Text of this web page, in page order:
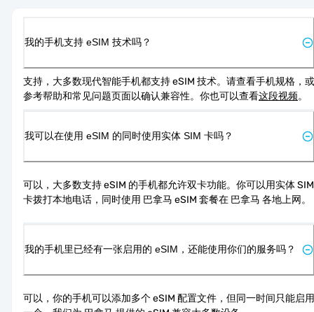
我的手机支持 eSIM 技术吗？
支持，大多数现代智能手机都支持 eSIM 技术。请查看手机规格，或
参考帮助和常见问题页面以确认兼容性。你也可以查看这段视频。
我可以在使用 eSIM 的同时使用实体 SIM 卡吗？
可以，大多数支持 eSIM 的手机都允许双卡功能。你可以用实体 SIM
卡拨打本地电话，同时使用 巴拿马 eSIM 套餐在 巴拿马 各地上网。
我的手机里已经有一张启用的 eSIM，还能使用你们的服务吗？
可以，你的手机可以添加多个 eSIM 配置文件，但同一时间只能启用